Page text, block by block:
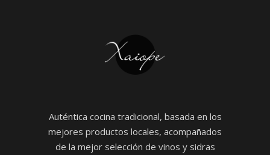
Auténtica cocina tradicional, basada en los
mejores productos locales, acompañados
de la mejor selección de vinos y sidras